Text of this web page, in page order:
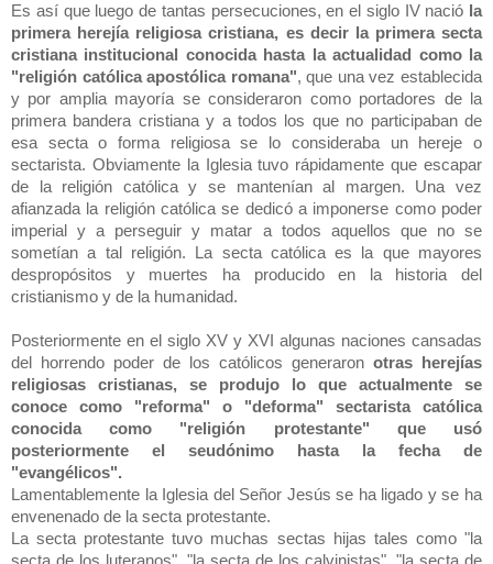
Es así que luego de tantas persecuciones, en el siglo IV nació la
primera herejía religiosa cristiana, es decir la primera secta
cristiana institucional conocida hasta la actualidad como la
"religión católica apostólica romana", que una vez establecida
y por amplia mayoría se consideraron como portadores de la
primera bandera cristiana y a todos los que no participaban de
esa secta o forma religiosa se lo consideraba un hereje o
sectarista. Obviamente la Iglesia tuvo rápidamente que escapar
de la religión católica y se mantenían al margen. Una vez
afianzada la religión católica se dedicó a imponerse como poder
imperial y a perseguir y matar a todos aquellos que no se
sometían a tal religión. La secta católica es la que mayores
despropósitos y muertes ha producido en la historia del
cristianismo y de la humanidad.
Posteriormente en el siglo XV y XVI algunas naciones cansadas
del horrendo poder de los católicos generaron otras herejías
religiosas cristianas, se produjo lo que actualmente se
conoce como "reforma" o "deforma" sectarista católica
conocida como "religión protestante" que usó
posteriormente el seudónimo hasta la fecha de
"evangélicos".
Lamentablemente la Iglesia del Señor Jesús se ha ligado y se ha
envenenado de la secta protestante.
La secta protestante tuvo muchas sectas hijas tales como "la